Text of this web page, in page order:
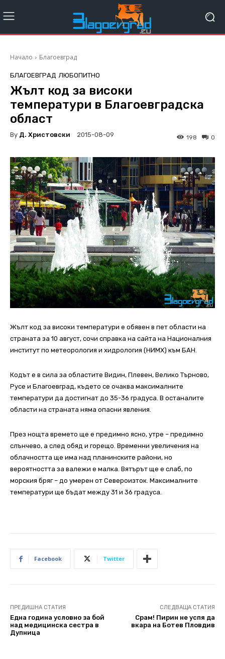
Начало Благоевград
БЛАГОЕВГРАД ЛЮБОПИТНО
Жълт код за високи
температури в Благоевградска
област
By Д. Христовски 2015-08-09 0
198
Жълт код за високи температури е обявен в пет области на
страната за 10 август, сочи справка на сайта на Националния
институт по метеорология и хидрология (НИМХ) към БАН.
Кодът е в сила за областите Видин, Плевен, Велико Търново,
Русе и Благоевград, където се очаква максималните
температури да достигнат до 35-36 градуса. В останалите
области на страната няма опасни явления.
През нощта времето ще е предимно ясно, утре – предимно
слънчево, а след обяд и горещо. Временни увеличения на
облачността ще има над планинските райони, но
вероятността за валежи е малка. Вятърът ще е слаб, по
морския бряг – до умерен от Североизток. Максималните
температури ще бъдат между 31 и 36 градуса.
Facebook Twitter
ПРЕДИШНА СТАТИЯ
Една година условно за бой
над медицинска сестра в
Дупница
СЛЕДВАЩА СТАТИЯ
Срам! Пирин не успя да
вкара на Ботев Пловдив